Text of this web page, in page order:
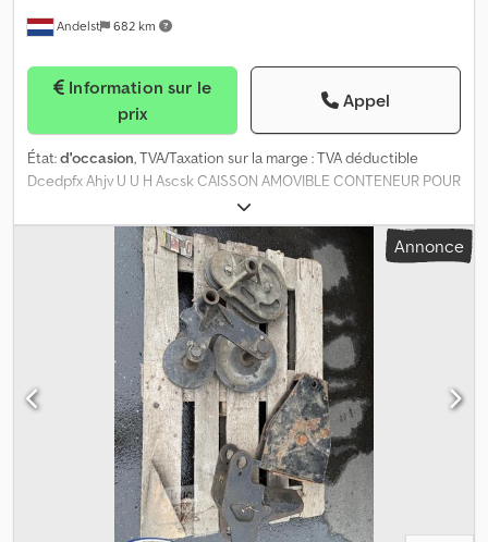
Andelst 682 km
prix
Appel
État:d'occasion, TVA/Taxation sur la marge : TVA déductible
Dcedpfx Ahjv U U H Ascsk CAISSON AMOVIBLE CONTENEUR POUR
SYSTÈME À CÂBLES L = 615 cm, l = 246 cm Plaques aluminium
hauteur 80 cm 2 x actionnement hydraulique
Annonce